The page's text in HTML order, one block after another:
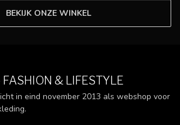
BEKIJK ONZE WINKEL
& LIFESTYLE
in eind november 2013 als webshop voor